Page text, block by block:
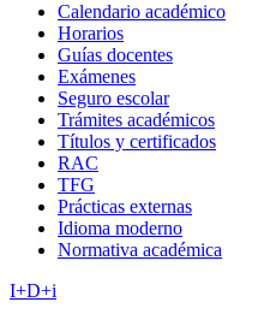
Calendario académico
Horarios
Guías docentes
Exámenes
Seguro escolar
Trámites académicos
Títulos y certificados
RAC
TFG
Prácticas externas
Idioma moderno
Normativa académica
I+D+i